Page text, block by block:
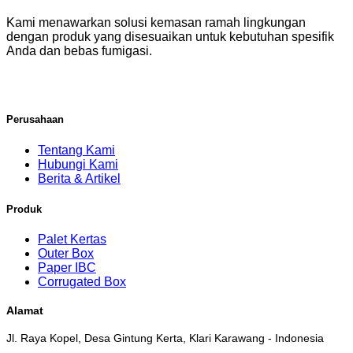
Kami menawarkan solusi kemasan ramah lingkungan
dengan produk yang disesuaikan untuk kebutuhan spesifik
Anda dan bebas fumigasi.
Perusahaan
Tentang Kami
Hubungi Kami
Berita & Artikel
Produk
Palet Kertas
Outer Box
Paper IBC
Corrugated Box
Alamat
Jl. Raya Kopel, Desa Gintung Kerta, Klari Karawang - Indonesia